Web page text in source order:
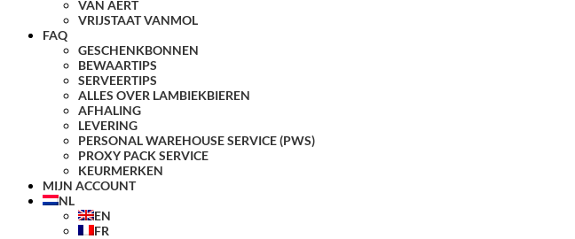
VAN AERT
VRIJSTAAT VANMOL
FAQ
GESCHENKBONNEN
BEWAARTIPS
SERVEERTIPS
ALLES OVER LAMBIEKBIEREN
AFHALING
LEVERING
PERSONAL WAREHOUSE SERVICE (PWS)
PROXY PACK SERVICE
KEURMERKEN
MIJN ACCOUNT
NL
EN
FR